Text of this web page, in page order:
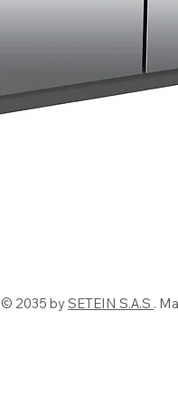
© 2035 bySETEIN S.A.S .